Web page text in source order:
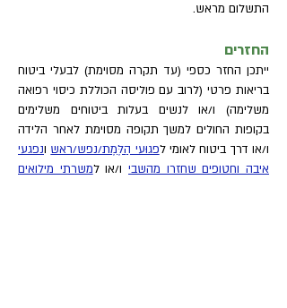
התשלום מראש.
החזרים
ייתכן החזר כספי (עד תקרה מסוימת) לבעלי ביטוח
בריאות פרטי (לרוב עם פוליסה הכוללת כיסוי רפואה
משלימה) ו/או לנשים בעלות ביטוחים משלימים
בקופות החולים למשך תקופה מסוימת לאחר הלידה
ו/או דרך ביטוח לאומי לפגוּעי הַלֶּמֶת/נפש/ראש ונפגעי
איבה וחטופים שחזרו מהשביו/או למשרתי מילואים